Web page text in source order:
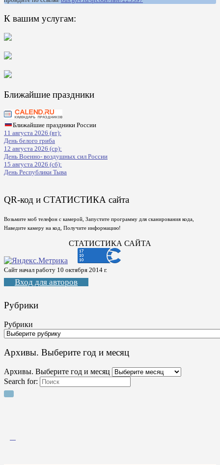
К вашим услугам:
Ближайшие праздники
Ближайшие праздники России
11 августа 2026 (вт):
День белого гриба
12 августа 2026 (ср):
День Военно- воздушных сил России
15 августа 2026 (сб):
День Республики Тыва
QR-код и СТАТИСТИКА сайта
Возьмите моб телефон с камерой, Запустите программу для сканирования кода,
Наведите камеру на код, Получите информацию!
СТАТИСТИКА САЙТА
Сайт начал работу 10 октября 2014 г.
Вход для авторов
Рубрики
Рубрики
Архивы. Выберите год и месяц
Архивы. Выберите год и месяц
Search for: